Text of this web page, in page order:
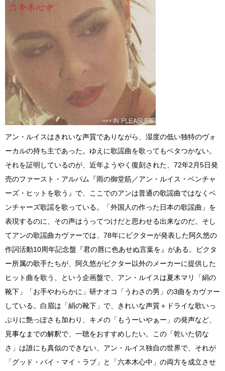
アン・ルイスはきれいな声質でありながら、湿度の低い独特のヴォ
ーカルの持ち主であった。ゆえに歌謡曲を歌ってもベタつかない。
それを証明しているのが、近年ようやく復刻された、72年2月5日発
売のファースト・アルバム『雨の御堂筋／アン・ルイス・ベンチャ
ーズ・ヒットを歌う』で、ここでのアンは普通の歌謡曲ではなくベ
ンチャーズ歌謡を歌っている。「外国人の作った日本の歌謡曲」を
表現するのに、その声はうってつけだと思わせる出来なのだ。そし
てアンの歌謡曲カヴァーでは、78年にビクターが発表した阿久悠の
作詞活動10周年記念盤『君の唇に色あせぬ言葉を』がある。ビクタ
ー所属の歌手たちが、阿久悠がビクター以外のメーカーに提供した
ヒット曲を歌う、という企画盤で、アン・ルイスは夏木マリ「絹の
靴下」「お手やわらかに」研ナオコ「うわさの男」の3曲をカヴァー
している。白眉は「絹の靴下」で、きれいな声質＋ドライな歌いっ
ぷりに艶っぽさも加わり、キメの「もうーいやぁー」の発声など、
見事なまでの解釈で、一聴をおすすめしたい。この「乾いた切な
さ」は誰にも真似のできない、アン・ルイス独自の世界で、それが
「グッド・バイ・マイ・ラブ」と「六本木心中」の両方を成立させ